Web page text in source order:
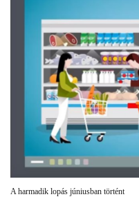
A harmadik lopás júniusban történt